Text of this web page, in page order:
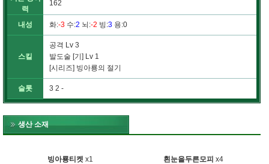
력
162
내성 화:-3 수:2 뇌 :-2 빙:3 용:0
스킬
공격 Lv 3
발도술 [기] Lv 1
[시리즈] 빙아룡의 절기
슬롯 3 2 -
생산 소재
빙아룡티켓 x1 흰눈을두른모피 x4